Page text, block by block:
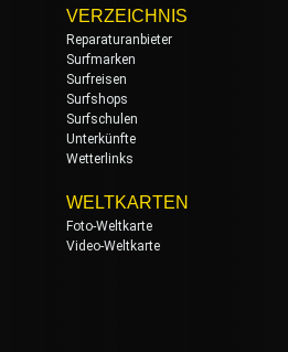
VERZEICHNIS
Reparaturanbieter
Surfmarken
Surfreisen
Surfshops
Surfschulen
Unterkünfte
Wetterlinks
WELTKARTEN
Foto-Weltkarte
Video-Weltkarte